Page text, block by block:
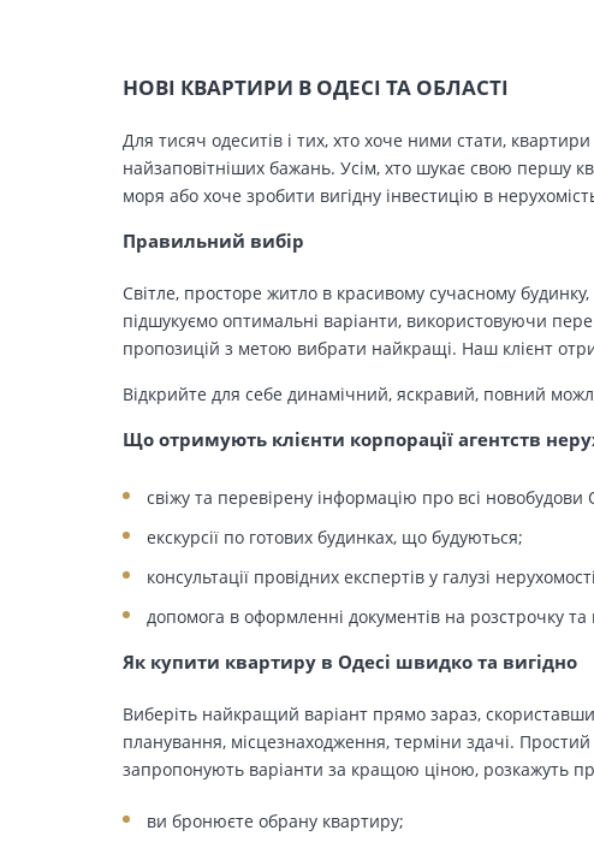
НОВІ КВАРТИРИ В ОДЕСІ ТА ОБЛАСТІ
Для тисяч одеситів і тих, хто хоче ними стати,
найзаповітніших бажань. Усім, хто шукає свою першу
моря або хоче зробити вигідну інвестицію в
Правильний вибір
Світле, просторе житло в красивому сучасному
підшукуємо оптимальні варіанти, використовуючи
пропозицій з метою вибрати найкращі. Наш клієнт
Відкрийте для себе динамічний, яскравий, повний
Що отримують клієнти корпорації агентств
свіжу та перевірену інформацію про всі новобудови
екскурсії по готових будинках, що будуються;
консультації провідних експертів у галузі
допомога в оформленні документів на розстрочку та
Як купити квартиру в Одесі швидко та вигідно
Виберіть найкращий варіант прямо зараз,
планування, місцезнаходження, терміни здачі.
запропонують варіанти за кращою ціною, розкажуть
ви бронюєте обрану квартиру;